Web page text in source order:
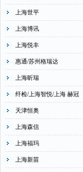
上海世平
上海博讯
上海悦丰
惠通/苏州格瑞达
上海昕瑞
纤检/上海智悦/上海 赫冠
天津恒奥
上海森信
上海福玛
上海新苗